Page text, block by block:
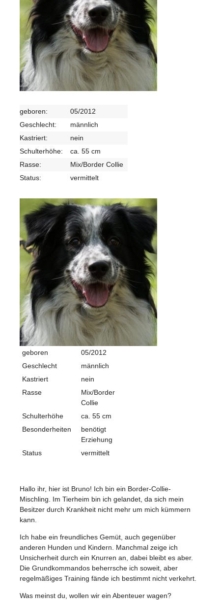
geboren:
05/2012
Geschlecht:
männlich
Kastriert:
nein
Schulterhöhe:
ca. 55 cm
Rasse:
Mix/Border Collie
Status:
vermittelt
geboren
05/2012
Geschlecht
männlich
Kastriert
nein
Rasse
Mix/Border
Collie
Schulterhöhe
ca. 55 cm
Besonderheiten
benötigt
Erziehung
Status
vermittelt
Hallo ihr, hier ist Bruno! Ich bin ein Border-Collie-
Mischling. Im Tierheim bin ich gelandet, da sich mein
Besitzer durch Krankheit nicht mehr um mich kümmern
kann.
Ich habe ein freundliches Gemüt, auch gegenüber
anderen Hunden und Kindern. Manchmal zeige ich
Unsicherheit durch ein Knurren an, dabei bleibt es aber.
Die Grundkommandos beherrsche ich soweit, aber
regelmäßiges Training fände ich bestimmt nicht verkehrt.
Was meinst du, wollen wir ein Abenteuer wagen?